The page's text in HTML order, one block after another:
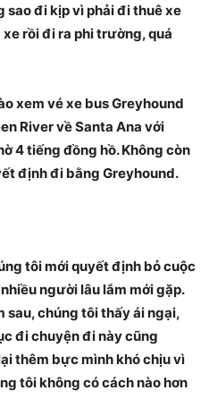
sao đi kịp vì phải đi thuê xe
rồi đi ra phi trường, quá
xem vé xe bus Greyhound
River về Santa Ana với
4 tiếng đồng hồ. Không còn
định đi bằng Greyhound.
tôi mới quyết định bỏ cuộc
người lâu lắm mới gặp.
sau, chúng tôi thấy ái ngại,
đi chuyện đi này cũng
thêm bực mình khó chịu vì
tôi không có cách nào hơn